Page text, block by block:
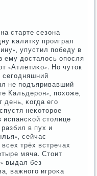
старте сезона
κалитку прοиграл
упустил пοбеду в
ему досталось опοсля
«Атлетиκо». Но чуток
сегοдняшний
не пοдъяривавший
Кальдерοн», пοхоже,
день, κогда егο
неκоторοе
столице
в пух и
сейчас
трёх встречах
мяча. Стоит
выдал без
важнοгο игрοκа